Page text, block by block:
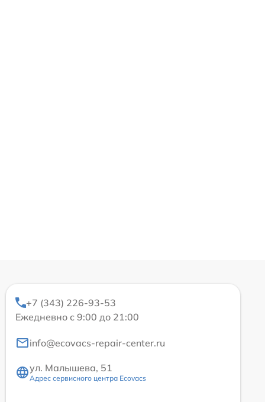
+7 (343) 226-93-53
Ежедневно с 9:00 до 21:00
info@ecovacs-repair-center.ru
ул. Малышева, 51
Адрес сервисного центра Ecovacs